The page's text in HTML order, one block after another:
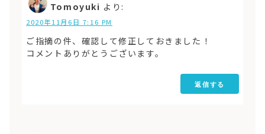
Tomoyuki より:
2020年11月6日 7:16 PM
ご指摘の件、確認して修正しておきました！
コメントありがとうございます。
返信する